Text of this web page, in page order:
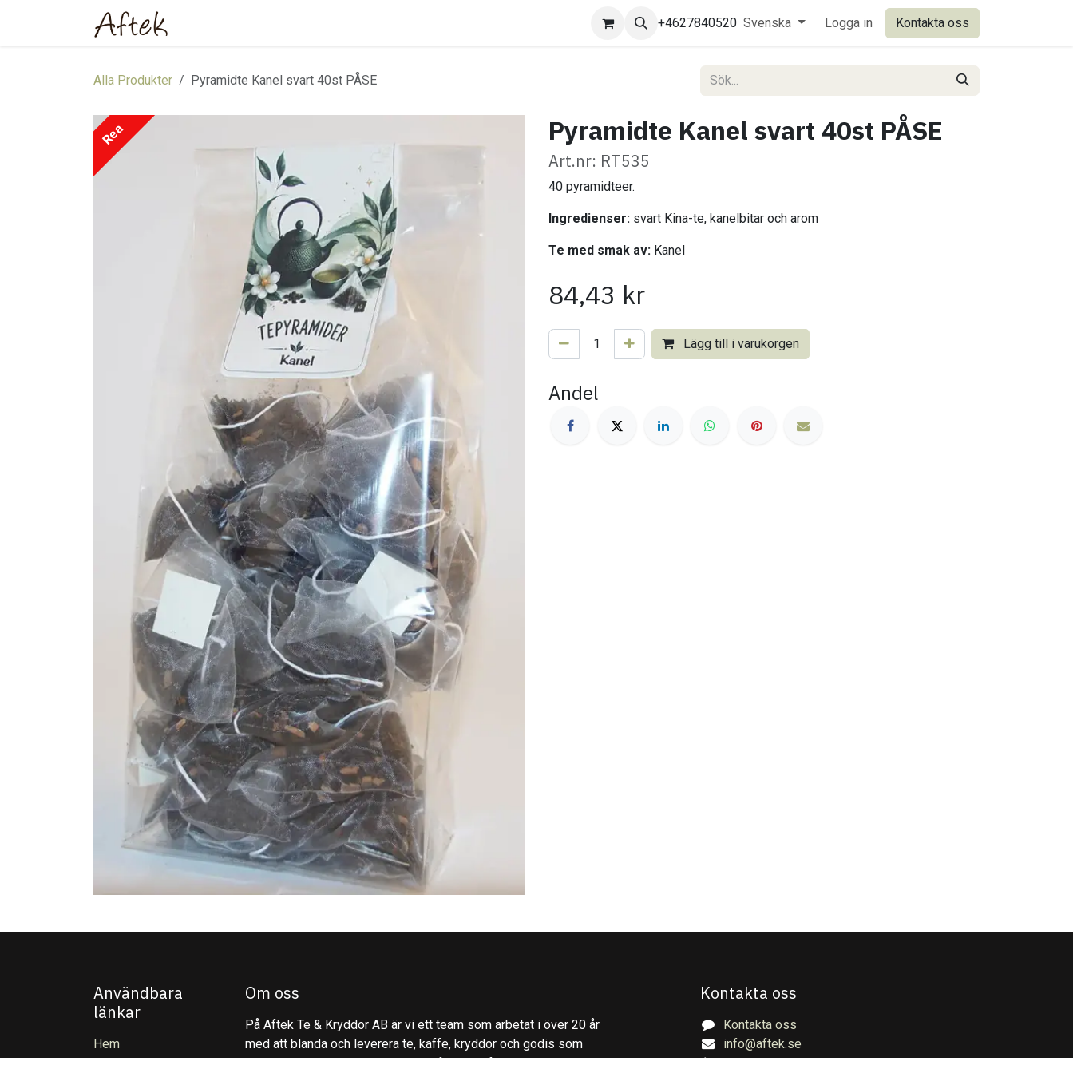
+4627840520 Svenska Logga in Kontakta oss
Alla Produkter Pyramidte Kanel svart 40st PÅSE
Rea Pyramidte Kanel svart 40st PÅSE
Art.nr: RT535
40 pyramidteer.
Ingredienser: svart Kina-te, kanelbitar och arom
Te med smak av: Kanel
84,43 kr
Lägg till i varukorgen
Andel
Användbara
länkar
Hem
Om oss
Om oss
På Aftek Te & Kryddor AB är vi ett team som arbetat i över 20 år
med att blanda och leverera te, kaffe, kryddor och godis som
inspirerar till vardagliga stunder. Utformade för individer och
Kontakta oss
Kontakta oss
info@aftek.se
+4627840520